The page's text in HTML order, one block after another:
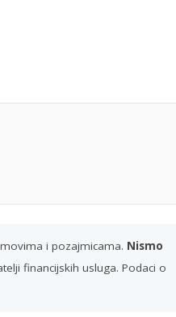
i pozajmicama. Nismo
financijskih usluga. Podaci o